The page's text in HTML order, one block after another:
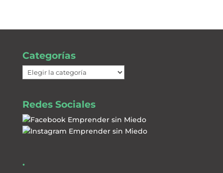
Categorías
Categorías
Redes Sociales
.